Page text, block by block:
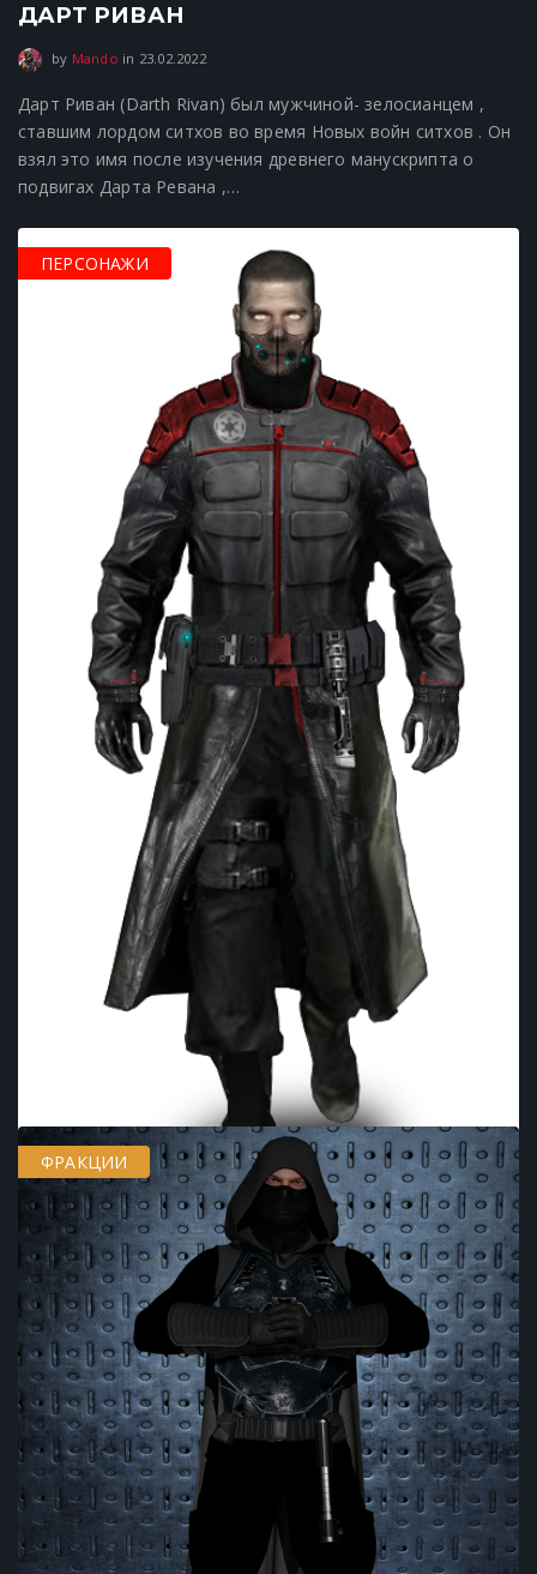
ДАРТ РИВАН
by Mando in 23.02.202223.02.2022
Дарт Риван (Darth Rivan) был мужчиной- зелосианцем ,
ставшим лордом ситхов во время Новых войн ситхов . Он
взял это имя после изучения древнего манускрипта о
подвигах Дарта Ревана ,…
Просмотры 196
ПЕРСОНАЖИ
ВАЛИН ДРАКО
byMando in23.02.2022 23.02.2022
Валин Драко (Valin Draco) — мужчина человеческой расы,
рыцарь-джедай , ученик мастера- джедая Дении в
последние годы существования Галактической
Республики . После начала Войн клонов он сражался за
Республику против Конфедерации независимых…
Просмотры 87
ФРАКЦИИ